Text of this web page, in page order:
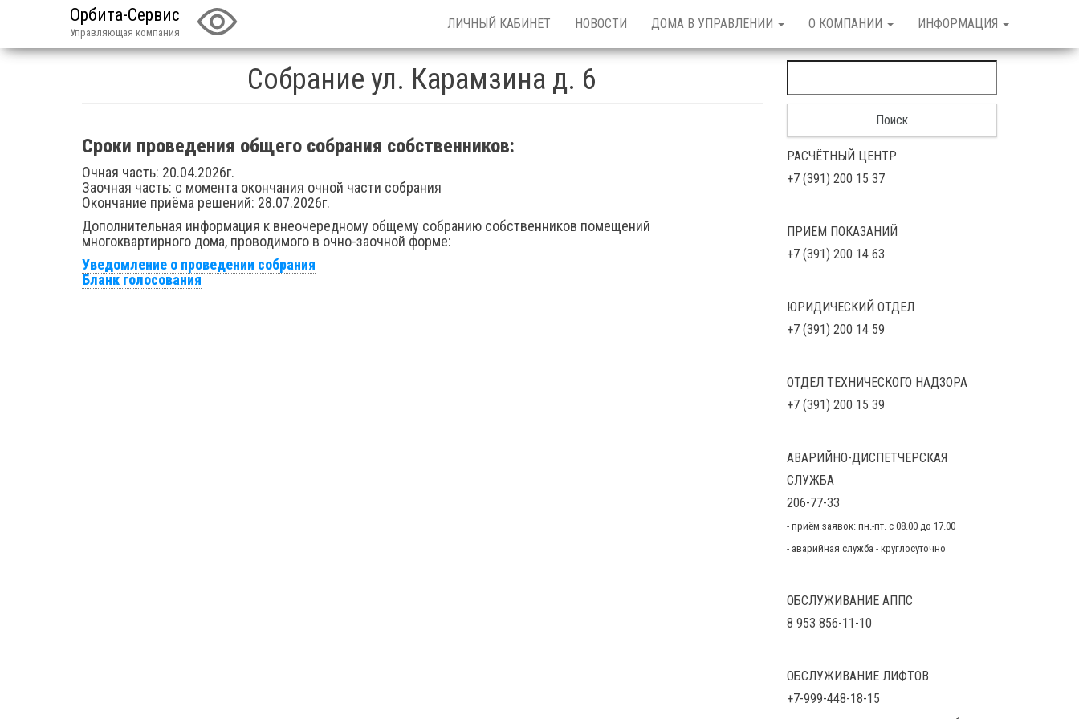
Орбита-Сервис
Управляющая компания
ЛИЧНЫЙ КАБИНЕТ НОВОСТИ ДОМА В УПРАВЛЕНИИ О КОМПАНИИ ИНФОРМАЦИЯ
Собрание ул. Карамзина д. 6
Сроки проведения общего собрания собственников:
Очная часть: 20.04.2026г.
Заочная часть: с момента окончания очной части собрания
Окончание приёма решений: 28.07.2026г.
Дополнительная информация к внеочередному общему собранию собственников помещений
многоквартирного дома, проводимого в очно-заочной форме:
Уведомление о проведении собрания
Бланк голосования
РАСЧЁТНЫЙ ЦЕНТР
+7 (391) 200 15 37
ПРИЁМ ПОКАЗАНИЙ
+7 (391) 200 14 63
ЮРИДИЧЕСКИЙ ОТДЕЛ
+7 (391) 200 14 59
ОТДЕЛ ТЕХНИЧЕСКОГО НАДЗОРА
+7 (391) 200 15 39
АВАРИЙНО-ДИСПЕТЧЕРСКАЯ
СЛУЖБА
206-77-33
- приём заявок: пн.-пт. с 08.00 до 17.00
- аварийная служба - круглосуточно
ОБСЛУЖИВАНИЕ АППС
8 953 856-11-10
ОБСЛУЖИВАНИЕ ЛИФТОВ
+7-999-448-18-15